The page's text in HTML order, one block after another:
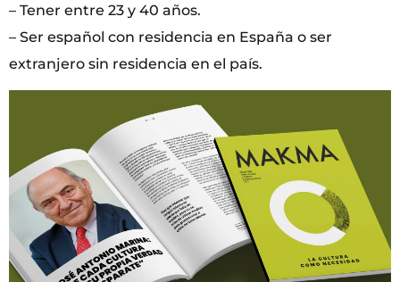
– Tener entre 23 y 40 años.
– Ser español con residencia en España o ser
extranjero sin residencia en el país.